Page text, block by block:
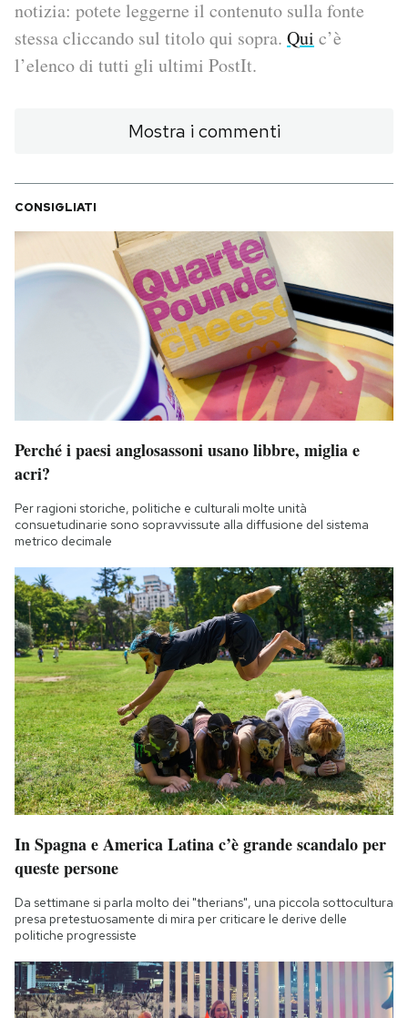
NEWSLETTER
CALENDARIO
AREA PERSONALE
Area Personale
Notifiche mobile
Regala il Post
Hai bisogno di aiuto?
Esci
notizia: potete leggerne il contenuto sulla fonte
stessa cliccando sul titolo qui sopra. Qui c’è
l’elenco di tutti gli ultimi PostIt.
Mostra i commenti
CONSIGLIATI
Perché i paesi anglosassoni usano libbre, miglia e
acri?
Per ragioni storiche, politiche e culturali molte unità
consuetudinarie sono sopravvissute alla diffusione del sistema
metrico decimale
In Spagna e America Latina c’è grande scandalo per
queste persone
Da settimane si parla molto dei "therians", una piccola sottocultura
presa pretestuosamente di mira per criticare le derive delle
politiche progressiste